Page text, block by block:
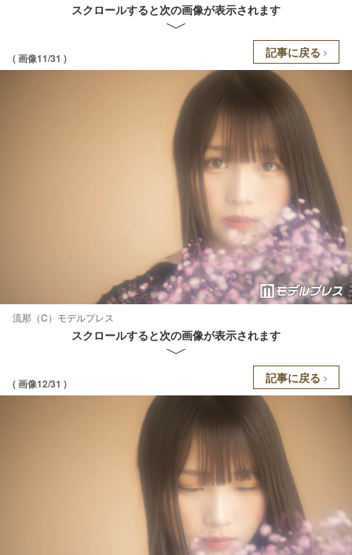
スクロールすると次の画像が表示されます
( 画像11/31 ) 記事に戻る
流那（C）モデルプレス
スクロールすると次の画像が表示されます
( 画像12/31 ) 記事に戻る